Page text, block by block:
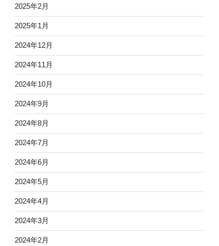
2025年2月
2025年1月
2024年12月
2024年11月
2024年10月
2024年9月
2024年8月
2024年7月
2024年6月
2024年5月
2024年4月
2024年3月
2024年2月